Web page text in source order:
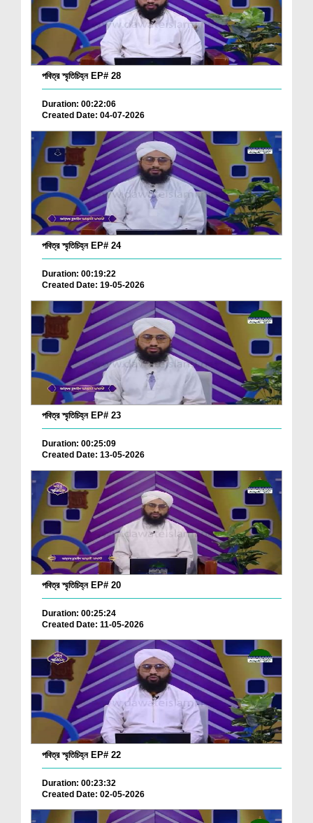
পবিত্র স্মৃতিচিহ্ন EP# 28
Duration: 00:22:06
Created Date: 04-07-2026
পবিত্র স্মৃতিচিহ্ন EP# 24
Duration: 00:19:22
Created Date: 19-05-2026
পবিত্র স্মৃতিচিহ্ন EP# 23
Duration: 00:25:09
Created Date: 13-05-2026
পবিত্র স্মৃতিচিহ্ন EP# 20
Duration: 00:25:24
Created Date: 11-05-2026
পবিত্র স্মৃতিচিহ্ন EP# 22
Duration: 00:23:32
Created Date: 02-05-2026